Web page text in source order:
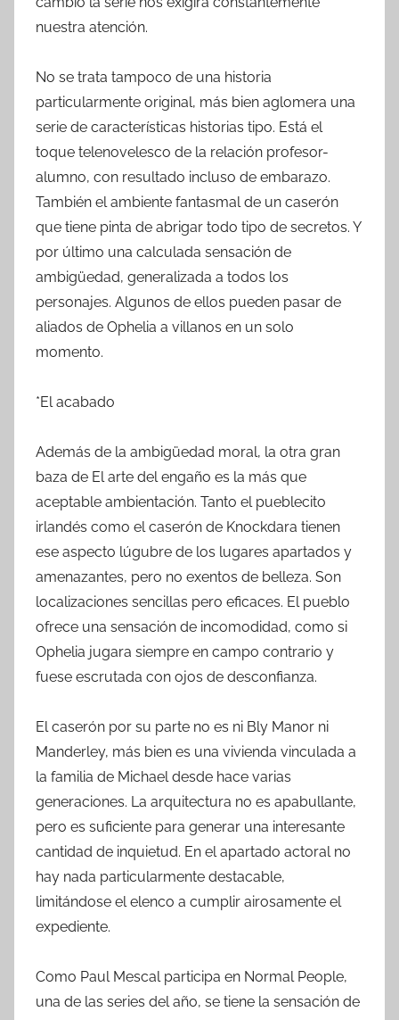
nuestra atención.
No se trata tampoco de una historia
particularmente original, más bien aglomera una
serie de características historias tipo. Está el
toque telenovelesco de la relación profesor-
alumno, con resultado incluso de embarazo.
También el ambiente fantasmal de un caserón
que tiene pinta de abrigar todo tipo de secretos. Y
por último una calculada sensación de
ambigüedad, generalizada a todos los
personajes. Algunos de ellos pueden pasar de
aliados de Ophelia a villanos en un solo
momento.
*El acabado
Además de la ambigüedad moral, la otra gran
baza de El arte del engaño es la más que
aceptable ambientación. Tanto el pueblecito
irlandés como el caserón de Knockdara tienen
ese aspecto lúgubre de los lugares apartados y
amenazantes, pero no exentos de belleza. Son
localizaciones sencillas pero eficaces. El pueblo
ofrece una sensación de incomodidad, como si
Ophelia jugara siempre en campo contrario y
fuese escrutada con ojos de desconfianza.
El caserón por su parte no es ni Bly Manor ni
Manderley, más bien es una vivienda vinculada a
la familia de Michael desde hace varias
generaciones. La arquitectura no es apabullante,
pero es suficiente para generar una interesante
cantidad de inquietud. En el apartado actoral no
hay nada particularmente destacable,
limitándose el elenco a cumplir airosamente el
expediente.
Como Paul Mescal participa en Normal People,
una de las series del año, se tiene la sensación de